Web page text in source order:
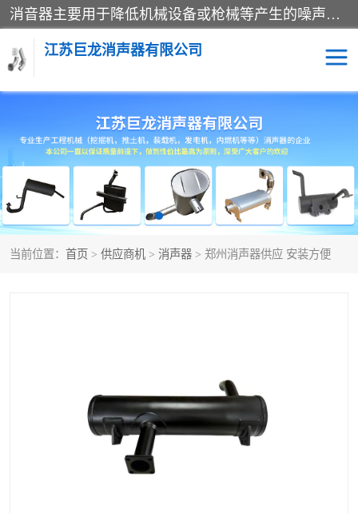
消音器主要用于降低机械设备或枪械等产生的噪声。它通过阻尼或增加排气面积来降低排气速度和功率，从而降低噪声。常见的消音器类型包括阻性消声器、抗性消声器、共振消声器以及阻抗复合式消声器等。这些消音器各有特点，适用于不同频率的噪声消除。
江苏巨龙消声器有限公司
当前位置： 首页 > 供应商机 > 消声器 > 郑州消声器供应 安装方便
消声器